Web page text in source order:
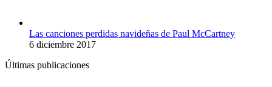
Las canciones perdidas navideñas de Paul McCartney
6 diciembre 2017
Últimas publicaciones